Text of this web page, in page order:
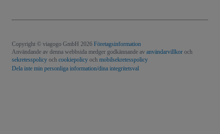
Copyright © viagogo GmbH 2026 Företagsinformation
Användande av denna webbsida medger godkännande av användarvillkor och
sekretesspolicy och cookiepolicy och mobilsekretesspolicy
Dela inte min personliga information/dina integritetsval